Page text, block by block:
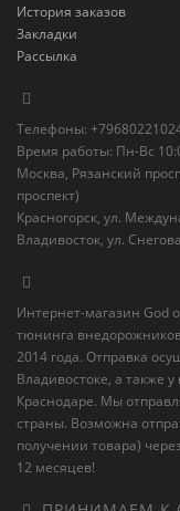
История заказов
Закладки
Рассылка
Телефоны:
Время работы: Пн-Вс
Москва, Рязанский
проспект)
Красногорск, ул.
Владивосток, ул.
Интернет-магазин God
тюнинга
2014 года. Отправка
Владивостоке, а также
Краснодаре. Мы
страны. Возможна
получении товара)
12 месяцев!